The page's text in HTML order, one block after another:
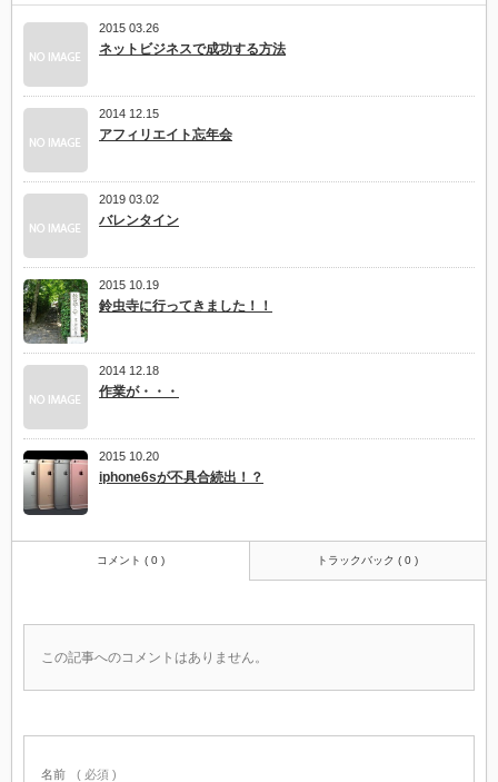
2015 03.26
ネットビジネスで成功する方法
2014 12.15
アフィリエイト忘年会
2019 03.02
バレンタイン
2015 10.19
鈴虫寺に行ってきました！！
2014 12.18
作業が・・・
2015 10.20
iphone6sが不具合続出！？
コメント ( 0 ) トラックバック ( 0 )
この記事へのコメントはありません。
名前 ( 必須 )